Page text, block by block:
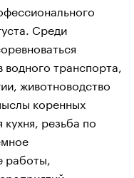
Среди
транспорта,
животноводство
коренных
резьба по
работы,